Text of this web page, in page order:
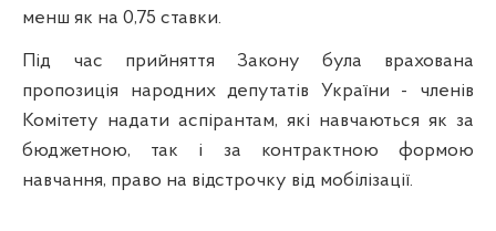
менш як на 0,75 ставки.
Під час прийняття Закону була врахована
пропозиція народних депутатів України - членів
Комітету надати аспірантам, які навчаються як за
бюджетною, так і за контрактною формою
навчання, право на відстрочку від мобілізації.